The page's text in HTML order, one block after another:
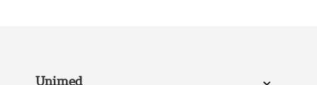
Unimed